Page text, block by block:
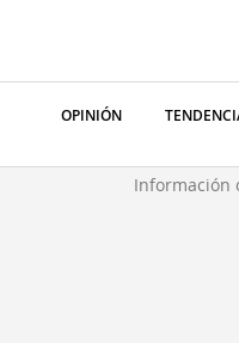
OPINIÓN
Información